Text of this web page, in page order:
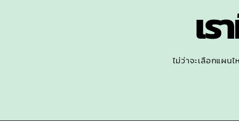
เ
ไม่ว่าจะเลือกแผน